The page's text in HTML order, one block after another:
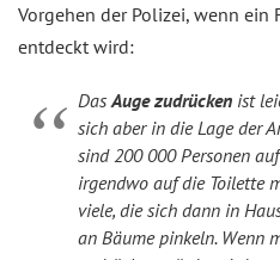
Vorgehen der Polizei, wenn ein
entdeckt wird:
DasAuge zudrücken ist
sich aber in die Lage der
sind 200 000 Personen
irgendwo auf die Toilette
viele, die sich dann in
an Bäume pinkeln. Wenn